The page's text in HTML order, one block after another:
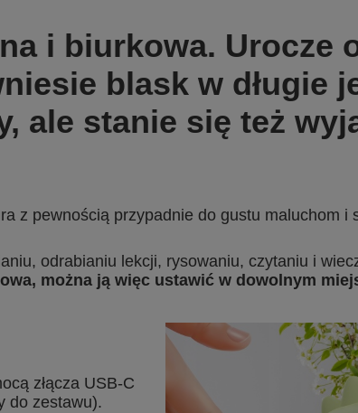
i biurkowa. Urocze
blask w długie
ale stanie się też
z pewnością przypadnie do gustu maluchom i
odrabianiu lekcji, rysowaniu, czytaniu i
można ją więc ustawić w dowolnym
złącza USB-C
do zestawu).